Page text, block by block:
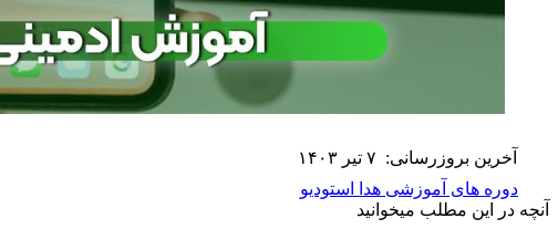
آخرین بروزرسانی: ۷ تیر ۱۴۰۳
دوره های آموزشی هدا استودیو
آنچه در این مطلب میخوانید